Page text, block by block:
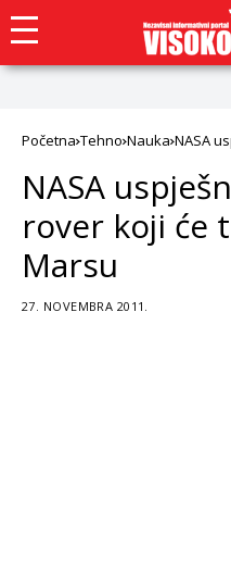
Početna Tehno Nauka NASA
NASA
rover koji će
Marsu
27. NOVEMBRA 2011.